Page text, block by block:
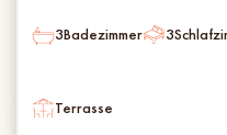
3Badezimmer 3
Terrasse